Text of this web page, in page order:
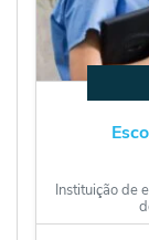
Instituição de